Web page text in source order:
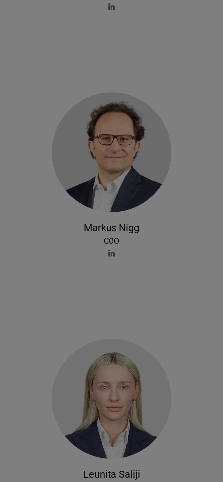
Markus Nigg
COO
Leunita Saliji